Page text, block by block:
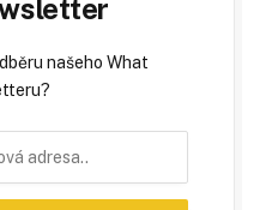
našeho What